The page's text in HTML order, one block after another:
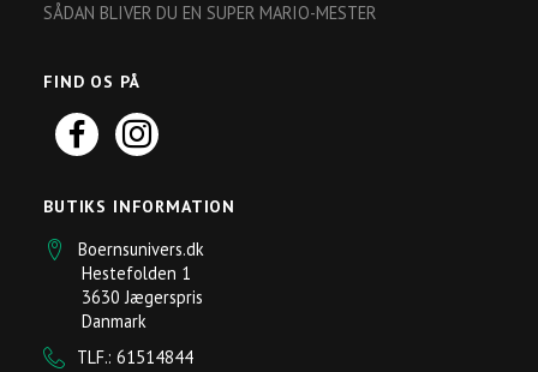
SÅDAN BLIVER DU EN SUPER MARIO-MESTER
FIND OS PÅ
BUTIKS INFORMATION
Boernsunivers.dk
Hestefolden 1
3630 Jægerspris
Danmark
TLF.: 61514844